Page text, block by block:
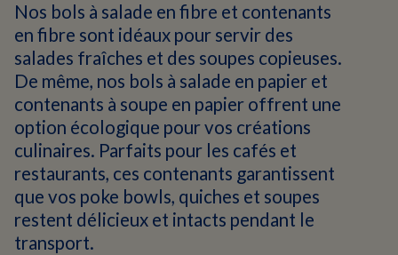
Nos bols à salade en fibre et contenants
en fibre sont idéaux pour servir des
salades fraîches et des soupes copieuses.
De même, nos bols à salade en papier et
contenants à soupe en papier offrent une
option écologique pour vos créations
culinaires. Parfaits pour les cafés et
restaurants, ces contenants garantissent
que vos poke bowls, quiches et soupes
restent délicieux et intacts pendant le
transport.